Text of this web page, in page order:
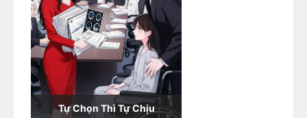
Tự Chọn Thì Tự Chịu